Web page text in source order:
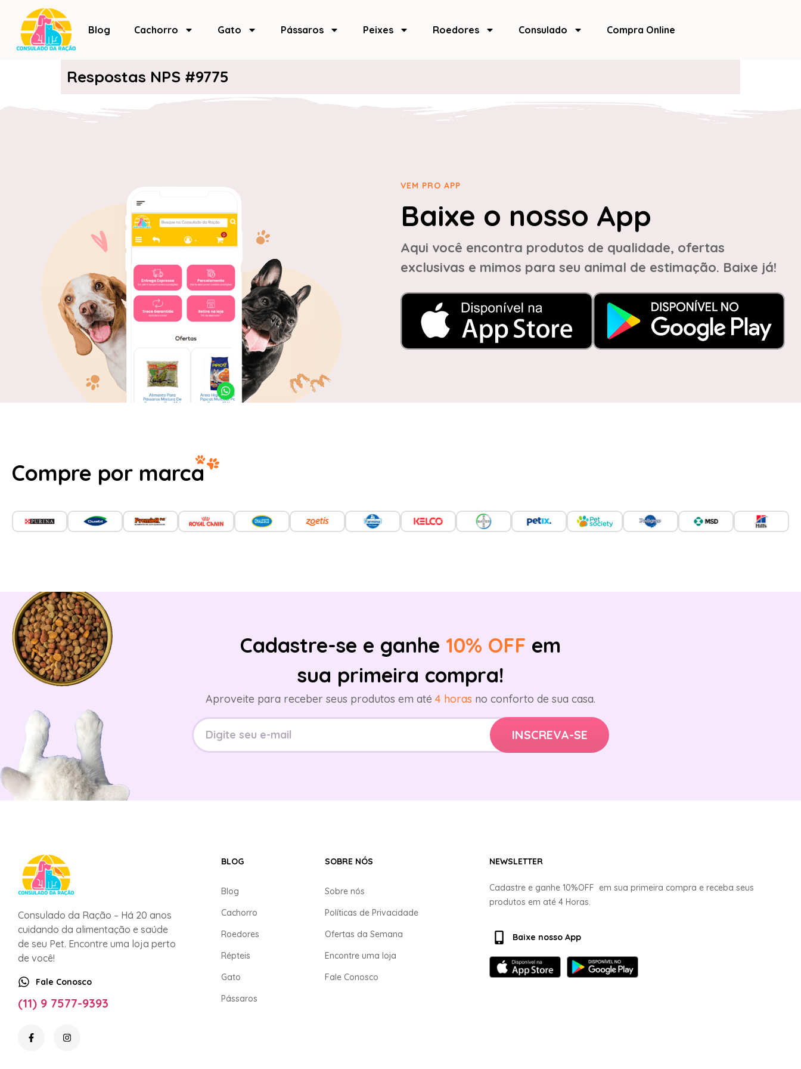
Blog Cachorro Gato Pássaros Peixes Roedores Consulado Compra Online
Respostas NPS #9775
VEM PRO APP
Baixe o nosso App
Aqui você encontra produtos de qualidade, ofertas
exclusivas e mimos para seu animal de estimação. Baixe já!
Compre por marca
Cadastre-se e ganhe 10% OFF em
sua primeira compra!
Aproveite para receber seus produtos em até 4 horas no conforto de sua casa.
Consulado da Ração – Há 20 anos
cuidando da alimentação e saúde
de seu Pet. Encontre uma loja perto
de você!
Fale Conosco
(11) 9 7577-9393
BLOG
Blog
Cachorro
Roedores
Répteis
Gato
Pássaros
SOBRE NÓS
Sobre nós
Políticas de Privacidade
Ofertas da Semana
Encontre uma loja
Fale Conosco
NEWSLETTER
Cadastre e ganhe 10%OFF em sua primeira compra e receba seus
produtos em até 4 Horas.
Baixe nosso App